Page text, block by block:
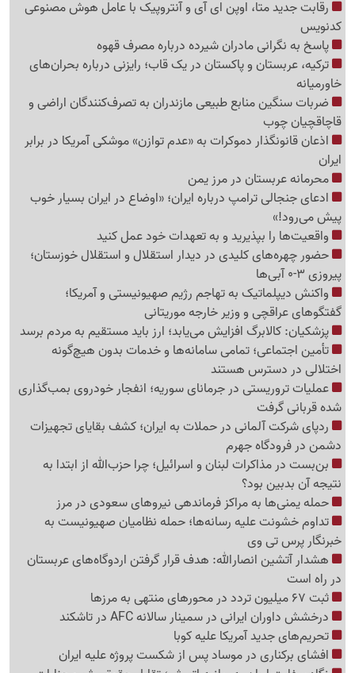
رقابت جدید متا، اوپن ای آی و آنتروپیک با عامل هوش مصنوعی
کدنویس
پاسخ به نگرانی مادران شیرده درباره مصرف قهوه
ترکیه، عربستان و پاکستان در یک قاب؛ رایزنی درباره بحران‌های
خاورمیانه
ضربات سنگین منابع طبیعی مازندران به تصرف‌کنندگان اراضی و
قاچاقچیان چوب
اذعان قانونگذار دموکرات به «عدم توازن» موشکی آمریکا در برابر
ایران
محرمانه عربستان در مرز یمن
ادعای جنجالی ترامپ درباره ایران؛ «اوضاع در ایران بسیار خوب
پیش می‌رود!»
واقعیت‌ها را بپذیرید و به تعهدات خود عمل کنید
حضور چهره‌های کلیدی در دیدار استقلال و استقلال خوزستان؛
پیروزی 3-0 آبی‌ها
واکنش دیپلماتیک به تهاجم رژیم صهیونیستی و آمریکا؛
گفتگوهای عراقچی و وزیر خارجه موریتانی
پزشکیان: کالابرگ افزایش می‌یابد؛ ارز باید مستقیم به مردم برسد
تأمین اجتماعی؛ تمامی سامانه‌ها و خدمات بدون هیچ‌گونه
اختلالی در دسترس هستند
عملیات تروریستی در جرمانای سوریه؛ انفجار خودروی بمب‌گذاری
شده قربانی گرفت
ردپای شرکت آلمانی در حملات به ایران؛ کشف بقایای تجهیزات
دشمن در فرودگاه جهرم
بن‌بست در مذاکرات لبنان و اسرائیل؛ چرا حزب‌الله از ابتدا به
نتیجه آن بدبین بود؟
حمله یمنی‌ها به مراکز فرماندهی نیروهای سعودی در مرز
تداوم خشونت علیه رسانه‌ها؛ حمله نظامیان صهیونیست به
خبرنگار پرس تی وی
هشدار آتشین انصارالله: هدف قرار گرفتن اردوگاه‌های عربستان
در راه است
ثبت 67 میلیون تردد در محورهای منتهی به مرزها
درخشش داوران ایرانی در سمینار سالانه AFC در تاشکند
تحریم‌های جدید آمریکا علیه کوبا
افشای برکناری در موساد پس از شکست پروژه علیه ایران